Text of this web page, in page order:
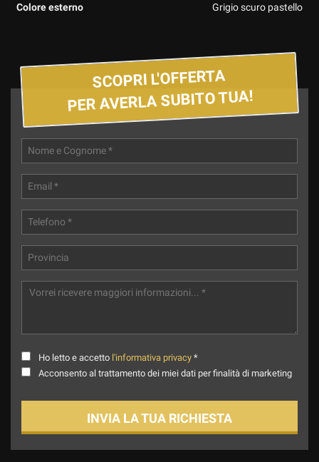
Colore esterno Grigio scuro pastello
SCOPRI L'OFFERTA
PER AVERLA SUBITO TUA!
Ho letto e accetto l'informativa privacy *
Acconsento al trattamento dei miei dati per finalità di marketing
INVIA LA TUA RICHIESTA